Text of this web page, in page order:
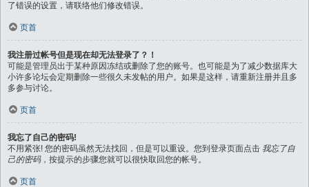
了错误的设置，请联络他们修改错误。
页首
我注册过帐号但是现在却无法登录了？！
可能是管理员出于某种原因冻结或删除了您的账号。也可能是为了减少数据库大
小许多论坛会定期删除一些很久未发帖的用户。如果是这样，请重新注册并且多
多参与讨论。
页首
我忘了自己的密码!
不用紧张! 您的密码虽然无法找回，但是可以重设。您到登录页面点击 我忘了自
己的密码，按提示的步骤您就可以很快取回您的帐号。
页首